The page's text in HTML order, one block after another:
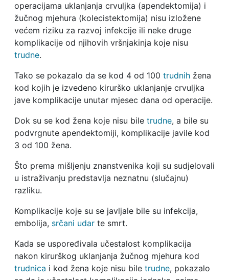
operacijama uklanjanja crvuljka (apendektomija) i
žučnog mjehura (kolecistektomija) nisu izložene
većem riziku za razvoj infekcije ili neke druge
komplikacije od njihovih vršnjakinja koje nisu
trudne.
Tako se pokazalo da se kod 4 od 100 trudnihžena
kod kojih je izvedeno kirurško uklanjanje crvuljka
jave komplikacije unutar mjesec dana od operacije.
Dok su se kod žena koje nisu bile trudne, a bile su
podvrgnute apendektomiji, komplikacije javile kod
3 od 100 žena.
Što prema mišljenju znanstvenika koji su sudjelovali
u istraživanju predstavlja neznatnu (slučajnu)
razliku.
Komplikacije koje su se javljale bile su infekcija,
embolija, srčani udarte smrt.
Kada se uspoređivala učestalost komplikacija
nakon kirurškog uklanjanja žučnog mjehura kod
trudnica i kod žena koje nisu bile trudne, pokazalo